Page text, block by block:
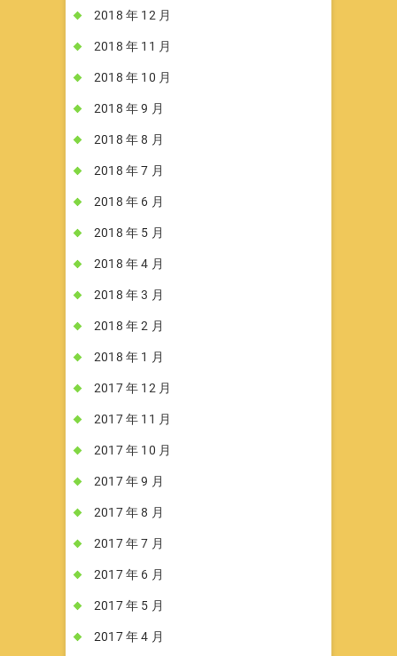
2018 年 12 月
2018 年 11 月
2018 年 10 月
2018 年 9 月
2018 年 8 月
2018 年 7 月
2018 年 6 月
2018 年 5 月
2018 年 4 月
2018 年 3 月
2018 年 2 月
2018 年 1 月
2017 年 12 月
2017 年 11 月
2017 年 10 月
2017 年 9 月
2017 年 8 月
2017 年 7 月
2017 年 6 月
2017 年 5 月
2017 年 4 月